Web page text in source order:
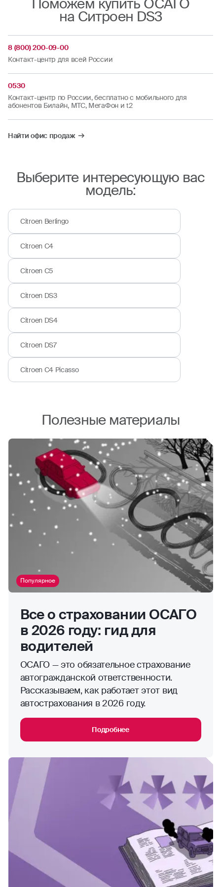
Поможем купить ОСАГО
на Ситроен DS3
8 (800) 200-09-00
Контакт-центр для всей России
0530
Контакт-центр по России, бесплатно с мобильного для
абонентов Билайн, МТС, МегаФон и t2
Найти офис продаж
Выберите интересующую вас
модель:
Citroen Berlingo
Citroen C4
Citroen C5
Citroen DS3
Citroen DS4
Citroen DS7
Citroen C4 Picasso
Полезные материалы
Популярное
Все о страховании ОСАГО
в 2026 году: гид для
водителей
ОСАГО — это обязательное страхование
автогражданской ответственности.
Рассказываем, как работает этот вид
автострахования в 2026 году.
Подробнее